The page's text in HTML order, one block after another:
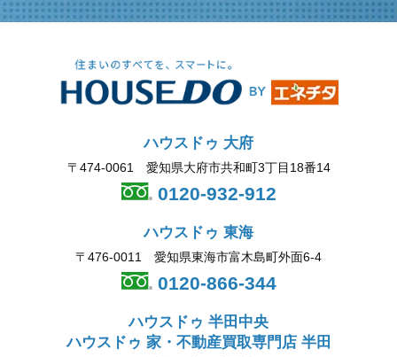
ハウスドゥ 大府
〒474-0061 愛知県大府市共和町3丁目18番14
0120-932-912
ハウスドゥ 東海
〒476-0011 愛知県東海市富木島町外面6-4
0120-866-344
ハウスドゥ 半田中央
ハウスドゥ 家・不動産買取専門店 半田